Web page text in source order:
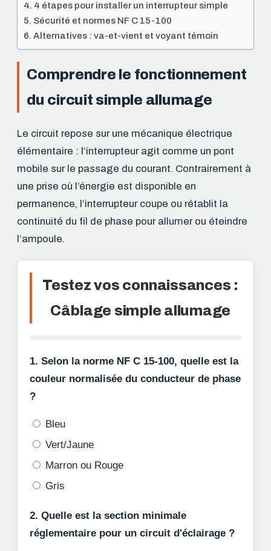
4 étapes pour installer un interrupteur simple
Sécurité et normes NF C 15-100
Alternatives : va-et-vient et voyant témoin
Comprendre le fonctionnement
du circuit simple allumage
Le circuit repose sur une mécanique électrique
élémentaire : l’interrupteur agit comme un pont
mobile sur le passage du courant. Contrairement à
une prise où l’énergie est disponible en
permanence, l’interrupteur coupe ou rétablit la
continuité du fil de phase pour allumer ou éteindre
l’ampoule.
Testez vos connaissances :
Câblage simple allumage
1. Selon la norme NF C 15-100, quelle est la
couleur normalisée du conducteur de phase
?
Bleu
Vert/Jaune
Marron ou Rouge
Gris
2. Quelle est la section minimale
réglementaire pour un circuit d'éclairage ?